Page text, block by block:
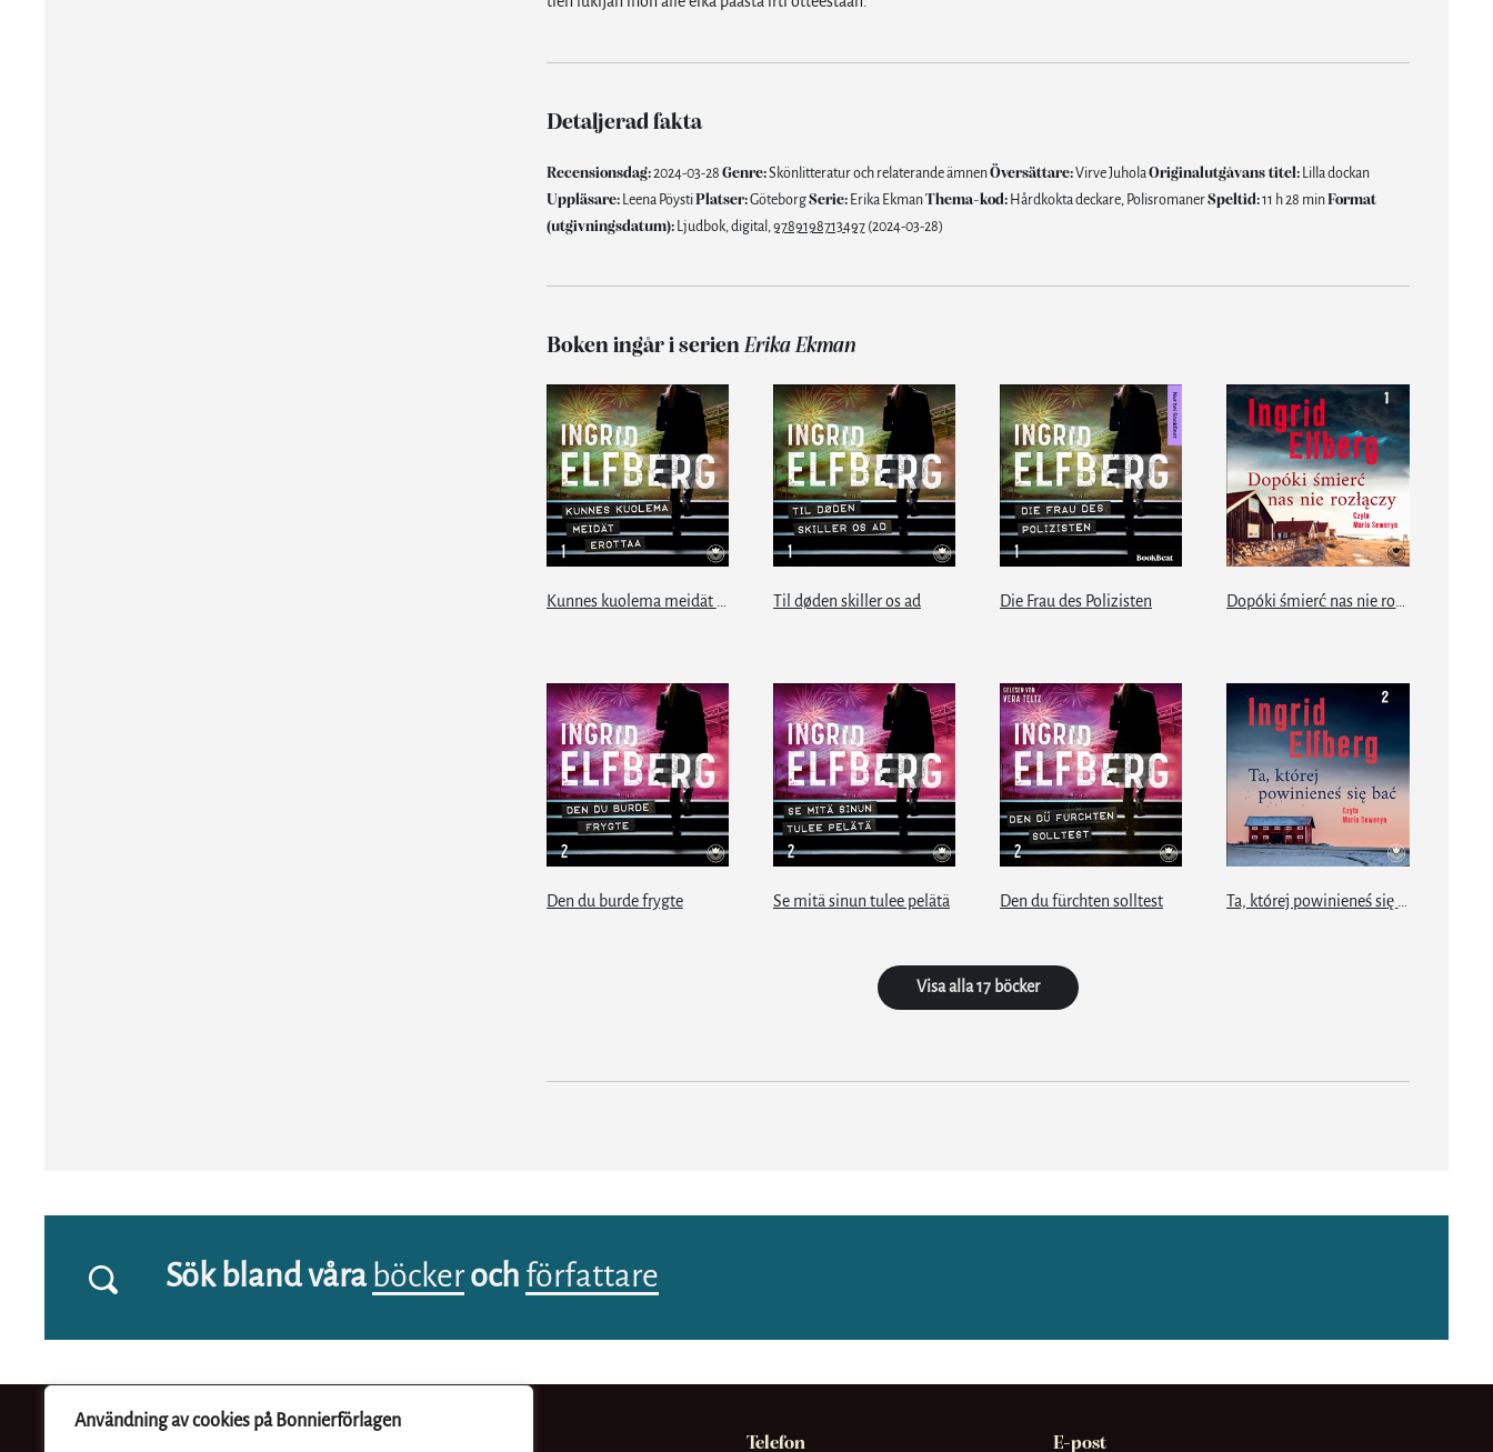
Användning av cookies på Bonnierförlagen
Detaljerad fakta
Recensionsdag:2024-03-28 Genre:Skönlitteratur och relaterande ämnenÖversättare:Virve JuholaOriginalutgåvans titel:Lilla dockan
Uppläsare:Leena PöystiPlatser:GöteborgSerie:Erika EkmanThema-kod:Hårdkokta deckare, PolisromanerSpeltid:11 h 28 minFormat
(utgivningsdatum):Ljudbok, digital,9789198713497(2024-03-28)
Boken ingår i serienErika Ekman
Kunnes kuolema meidät erottaa Til døden skiller os ad Die Frau des Polizisten Dopóki śmierć nas nie rozłączy
Den du burde frygte Se mitä sinun tulee pelätä Den du fürchten solltest Ta, której powinieneś się bać
Visa alla 17 böcker
Sök bland våra böckeroch författare
Telefon E-post